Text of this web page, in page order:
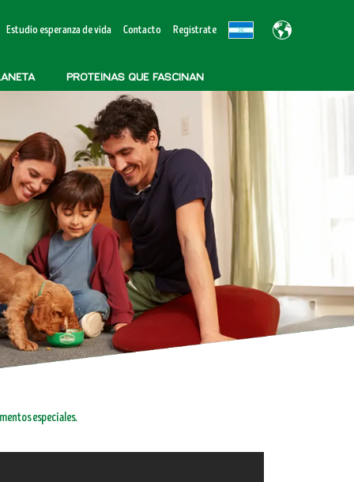
Estudio esperanza de vida Contacto Regístrate
PROTEÍNAS QUE FASCINAN
especiales.